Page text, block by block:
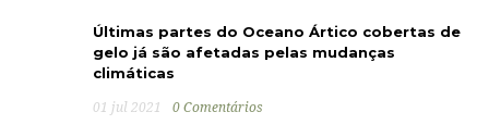
Últimas partes do Oceano Ártico cobertas de
gelo já são afetadas pelas mudanças
climáticas
01 jul 2021 0 Comentários